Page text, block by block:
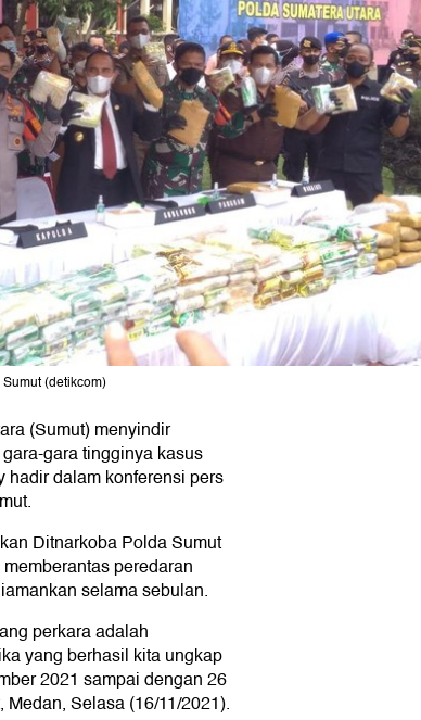
(detikcom)
(Sumut) menyindir
gara-gara tingginya kasus
hadir dalam konferensi pers
Ditnarkoba Polda Sumut
peredaran
selama sebulan.
perkara adalah
yang berhasil kita ungkap
2021 sampai dengan 26
Selasa (16/11/2021).